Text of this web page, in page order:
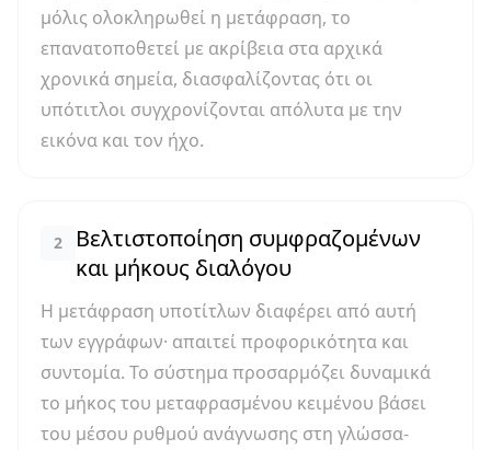
μόλις ολοκληρωθεί η μετάφραση, το
επανατοποθετεί με ακρίβεια στα αρχικά
χρονικά σημεία, διασφαλίζοντας ότι οι
υπότιτλοι συγχρονίζονται απόλυτα με την
εικόνα και τον ήχο.
2
Βελτιστοποίηση συμφραζομένων
και μήκους διαλόγου
Η μετάφραση υποτίτλων διαφέρει από αυτή
των εγγράφων· απαιτεί προφορικότητα και
συντομία. Το σύστημα προσαρμόζει δυναμικά
το μήκος του μεταφρασμένου κειμένου βάσει
του μέσου ρυθμού ανάγνωσης στη γλώσσα-